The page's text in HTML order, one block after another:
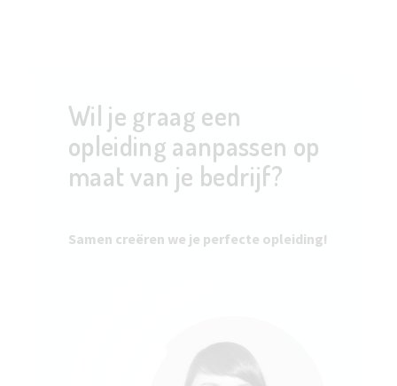
Wil je graag een
opleiding aanpassen op
maat van je bedrijf?
Samen creëren we je perfecte opleiding!